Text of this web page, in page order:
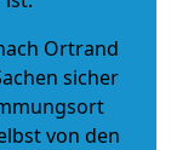
Ortrand
sicher
von den